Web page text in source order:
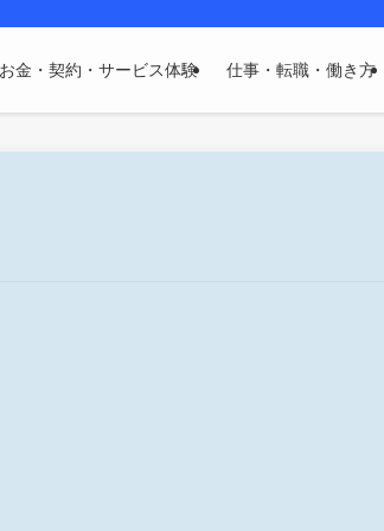
お金・契約・サービス体験 仕事・転職・働き方